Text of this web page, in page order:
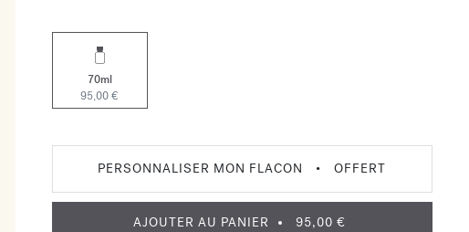
70ml
95,00 €
PERSONNALISER MON FLACON • OFFERT
AJOUTER AU PANIER 95,00 €